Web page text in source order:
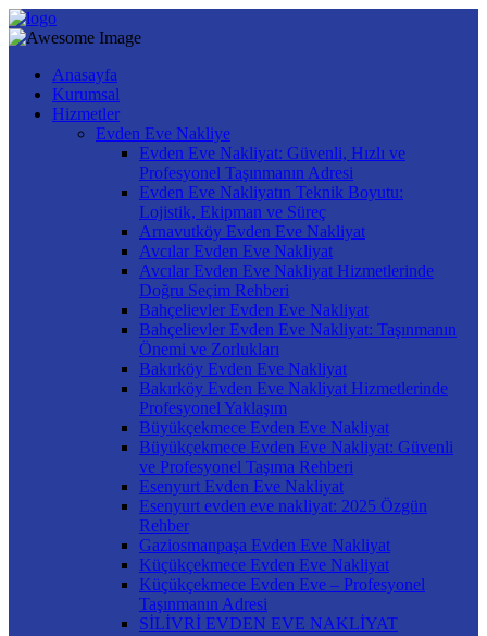
Anasayfa
Kurumsal
Hizmetler
Evden Eve Nakliye
Evden Eve Nakliyat: Güvenli, Hızlı ve
Profesyonel Taşınmanın Adresi
Evden Eve Nakliyatın Teknik Boyutu:
Lojistik, Ekipman ve Süreç
Arnavutköy Evden Eve Nakliyat
Avcılar Evden Eve Nakliyat
Avcılar Evden Eve Nakliyat Hizmetlerinde
Doğru Seçim Rehberi
Bahçelievler Evden Eve Nakliyat
Bahçelievler Evden Eve Nakliyat: Taşınmanın
Önemi ve Zorlukları
Bakırköy Evden Eve Nakliyat
Bakırköy Evden Eve Nakliyat Hizmetlerinde
Profesyonel Yaklaşım
Büyükçekmece Evden Eve Nakliyat
Büyükçekmece Evden Eve Nakliyat: Güvenli
ve Profesyonel Taşıma Rehberi
Esenyurt Evden Eve Nakliyat
Esenyurt evden eve nakliyat: 2025 Özgün
Rehber
Gaziosmanpaşa Evden Eve Nakliyat
Küçükçekmece Evden Eve Nakliyat
Küçükçekmece Evden Eve – Profesyonel
Taşınmanın Adresi
SİLİVRİ EVDEN EVE NAKLİYAT